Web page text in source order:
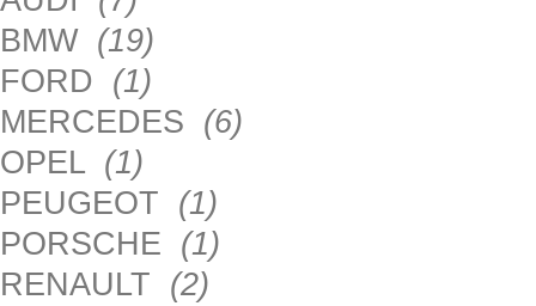
BMW (19)
FORD (1)
MERCEDES (6)
OPEL (1)
PEUGEOT (1)
PORSCHE (1)
RENAULT (2)